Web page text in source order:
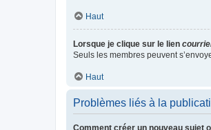
Haut
Lorsque je clique sur le lien
Seuls les membres peuvent
Haut
Problèmes liés à la
Comment créer un nouveau sujet